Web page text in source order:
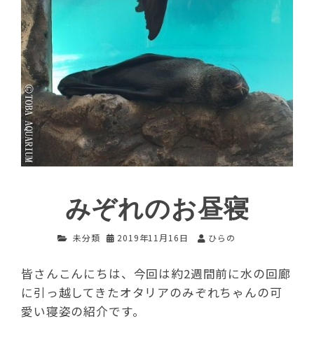
みぞれのお昼寝
未分類 2019年11月16日 ひらの
皆さんこんにちは、今回は約2週間前に水の回廊
に引っ越してきたオタリアのみぞれちゃんの可
愛い寝姿の紹介です。